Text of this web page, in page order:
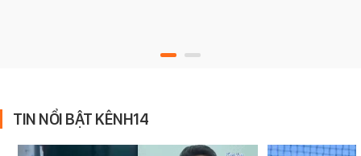
TIN NỔI BẬT KÊNH14